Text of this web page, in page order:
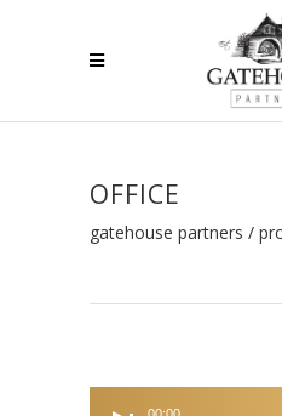
OFFICE
gatehouse partners /